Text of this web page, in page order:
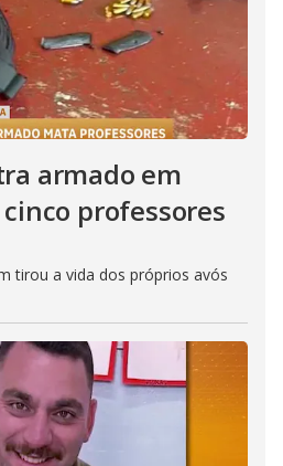
armado em
professores
tirou a vida dos próprios avós